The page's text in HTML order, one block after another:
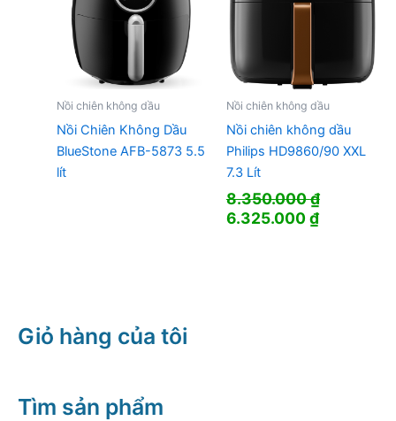
Nồi chiên không dầu
Nồi Chiên Không Dầu
BlueStone AFB-5873 5.5
lít
Nồi chiên không dầu
Nồi chiên không dầu
Philips HD9860/90 XXL
7.3 Lít
8.350.000₫
Giá
6.325.000₫Giá
Giỏ hàng của tôi
Tìm sản phẩm